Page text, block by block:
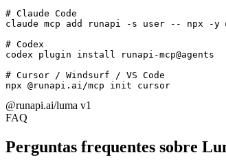
# Claude Code
claude mcp add runapi -s user -- npx -y
# Codex
codex plugin install runapi-mcp@agents
# Cursor / Windsurf / VS Code
npx @runapi.ai/mcp init cursor
@runapi.ai/luma v1
FAQ
Perguntas frequentes sobre